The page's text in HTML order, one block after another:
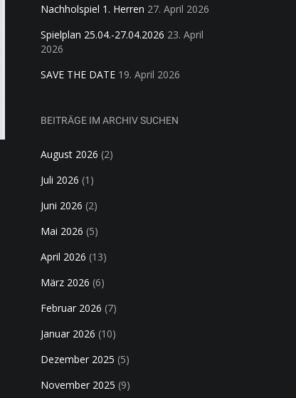
Nachholspiel 1. Herren 27. April 2026
Spielplan 25.04.-27.04.2026 23. April
2026
SAVE THE DATE 19. April 2026
BEITRÄGE IM ARCHIV SUCHEN
August 2026 (2)
Juli 2026 (1)
Juni 2026 (2)
Mai 2026 (5)
April 2026 (13)
März 2026 (6)
Februar 2026 (7)
Januar 2026 (10)
Dezember 2025 (5)
November 2025 (9)